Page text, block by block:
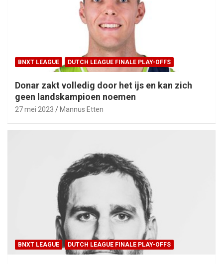
BNXT LEAGUE DUTCH LEAGUE FINALE PLAY-OFFS
Donar zakt volledig door het ijs en kan zich
geen landskampioen noemen
27 mei 2023 Mannus Etten
BNXT LEAGUE DUTCH LEAGUE FINALE PLAY-OFFS